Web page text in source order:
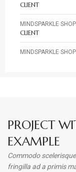
CLIENT
MINDSPARKLE SHOP
CLIENT
MINDSPARKLE SHOP
PROJECT
EXAMPLE
Commodo
fringilla ad a primis